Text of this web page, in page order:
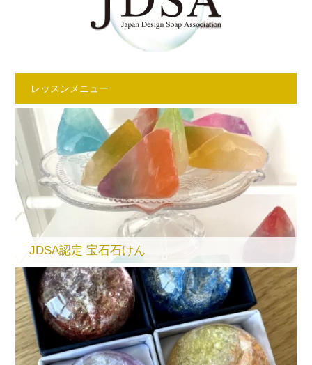
レッスンメニュー
JDSA認定 宝石石けん